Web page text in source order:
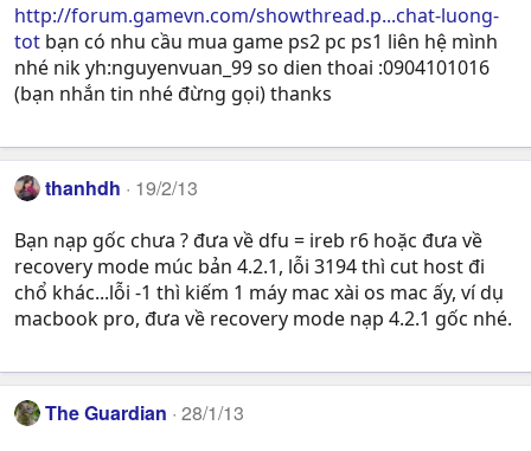
http://forum.gamevn.com/showthread.p...chat-luong-
tot bạn có nhu cầu mua game ps2 pc ps1 liên hệ mình
nhé nik yh:nguyenvuan_99 so dien thoai :0904101016
(bạn nhắn tin nhé đừng gọi) thanks
thanhdh 19/2/13
Bạn nạp gốc chưa ? đưa về dfu = ireb r6 hoặc đưa về
recovery mode múc bản 4.2.1, lỗi 3194 thì cut host đi
chổ khác...lỗi -1 thì kiếm 1 máy mac xài os mac ấy, ví dụ
macbook pro, đưa về recovery mode nạp 4.2.1 gốc nhé.
The Guardian 28/1/13